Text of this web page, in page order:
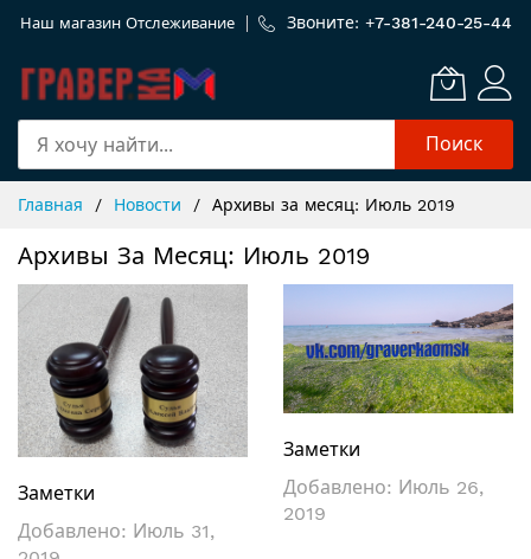
Наш магазин Отслеживание Звоните: +7-381-240-25-44
Поиск
Content
Главная Новости Архивы за месяц: Июль 2019
Архивы За Месяц: Июль 2019
Заметки
Добавлено: Июль 31,
Заметки
Добавлено: Июль 26,
2019